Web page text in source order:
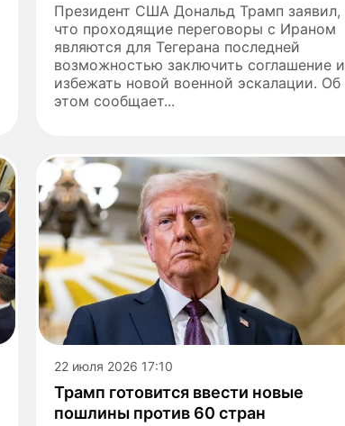
Президент США Дональд Трамп заявил,
что проходящие переговоры с Ираном
являются для Тегерана последней
возможностью заключить соглашение и
избежать новой военной эскалации. Об
этом сообщает...
22 июля 2026 17:10
Трамп готовится ввести новые
пошлины против 60 стран